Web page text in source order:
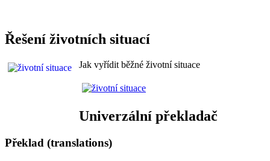
Řešení životních situací
Jak vyřídit běžné životní situace
Univerzální překladač
Překlad (translations)